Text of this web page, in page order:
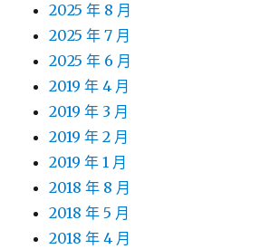
2025 年 8 月
2025 年 7 月
2025 年 6 月
2019 年 4 月
2019 年 3 月
2019 年 2 月
2019 年 1 月
2018 年 8 月
2018 年 5 月
2018 年 4 月